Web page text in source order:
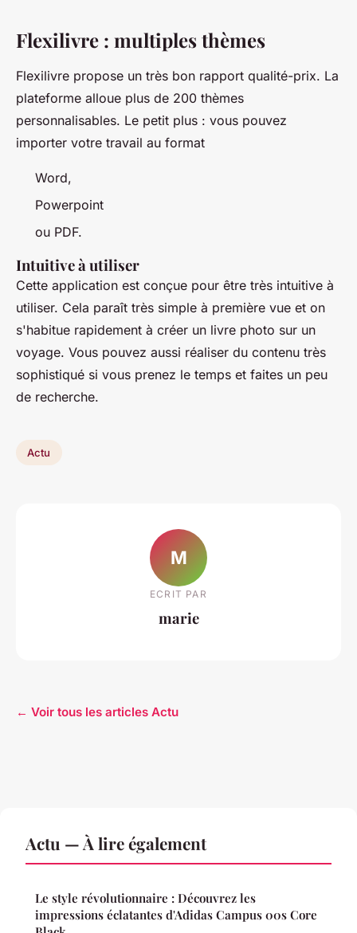
Flexilivre : multiples thèmes
Flexilivre propose un très bon rapport qualité-prix. La
plateforme alloue plus de 200 thèmes
personnalisables. Le petit plus : vous pouvez
importer votre travail au format
Word,
Powerpoint
ou PDF.
Intuitive à utiliser
Cette application est conçue pour être très intuitive à
utiliser. Cela paraît très simple à première vue et on
s'habitue rapidement à créer un livre photo sur un
voyage. Vous pouvez aussi réaliser du contenu très
sophistiqué si vous prenez le temps et faites un peu
de recherche.
Actu
M
ECRIT PAR
marie
← Voir tous les articles Actu
Actu — À lire également
Le style révolutionnaire : Découvrez les
impressions éclatantes d'Adidas Campus 00s Core